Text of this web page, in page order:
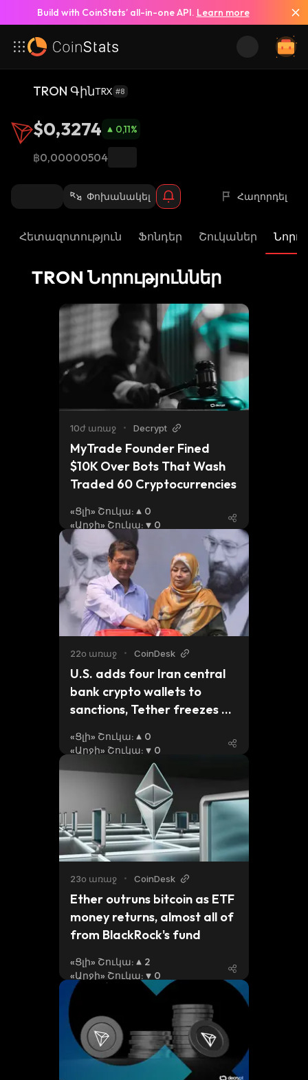
Build with CoinStats’ all-in-one API. Learn more
TRON ԳինTRX #8
$0,3274 0,11%
฿0,00000504
Փոխանակել Հաղորդել
Հետազոտություն Ֆոնդեր Շուկաներ
TRON Նորություններ
Տեսնել բոլոր նորությունները
10ժ առաջ • Decrypt
MyTrade Founder Fined
$10K Over Bots That Wash
Traded 60 Cryptocurrencies
«Ցլի» Շուկա:
0
«Արջի» Շուկա: 0
22օ առաջ • CoinDesk
U.S. adds four Iran central
bank crypto wallets to
sanctions, Tether freezes
«Ցլի» Շուկա:
0
«Արջի» Շուկա: 0
23օ առաջ • CoinDesk
Ether outruns bitcoin as ETF
money returns, almost all of
from BlackRock's fund
«Ցլի» Շուկա:
2
«Արջի» Շուկա: 0